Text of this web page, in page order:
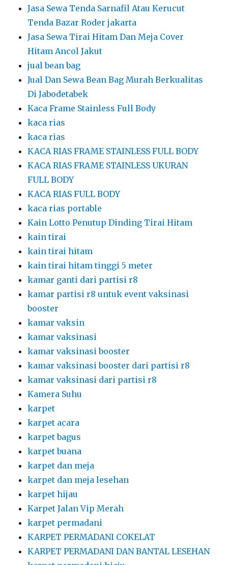
Jasa Sewa Tenda Sarnafil Atau Kerucut
Tenda Bazar Roder jakarta
Jasa Sewa Tirai Hitam Dan Meja Cover
Hitam Ancol Jakut
jual bean bag
Jual Dan Sewa Bean Bag Murah Berkualitas
Di Jabodetabek
Kaca Frame Stainless Full Body
kaca rias
kaca rias
KACA RIAS FRAME STAINLESS FULL BODY
KACA RIAS FRAME STAINLESS UKURAN
FULL BODY
KACA RIAS FULL BODY
kaca rias portable
Kain Lotto Penutup Dinding Tirai Hitam
kain tirai
kain tirai hitam
kain tirai hitam tinggi 5 meter
kamar ganti dari partisi r8
kamar partisi r8 untuk event vaksinasi
booster
kamar vaksin
kamar vaksinasi
kamar vaksinasi booster
kamar vaksinasi booster dari partisi r8
kamar vaksinasi dari partisi r8
Kamera Suhu
karpet
karpet acara
karpet bagus
karpet buana
karpet dan meja
karpet dan meja lesehan
karpet hijau
Karpet Jalan Vip Merah
karpet permadani
KARPET PERMADANI COKELAT
KARPET PERMADANI DAN BANTAL LESEHAN